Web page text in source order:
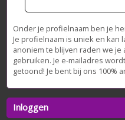
Onder je profielnaam ben je
Je profielnaam is uniek en kan
anoniem te blijven raden we je
gebruiken. Je e-mailadres
getoond! Je bent bij ons 100%
Inloggen